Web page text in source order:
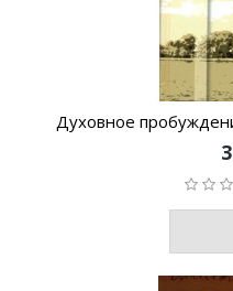
Духовное